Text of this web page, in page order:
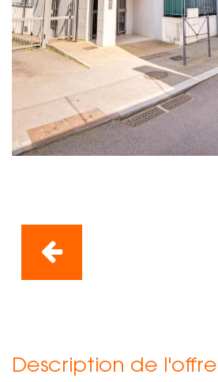
Description de l'offre